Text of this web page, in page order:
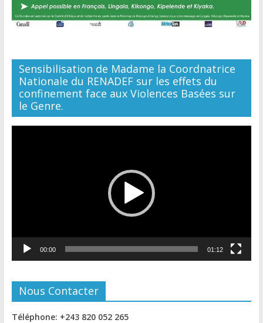
Sensibilisation de Madame la Coordnatrice
Nationale du RENADEF sur les effets du
confinement face aux Violences Basées sur
le Genre.
00:00 01:12
Nous Contacter
Téléphone: +243 820 052 265